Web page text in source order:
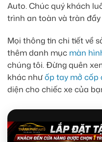
Auto. Chúc quý khách
trình an toàn và tràn
Mọi thông tin chi tiết về
thêm danh mục màn
chúng tôi. Đừng quên
khác nhưốp tay mở cốp
diện cho chiếc xe của